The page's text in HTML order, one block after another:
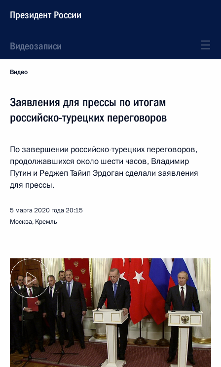
Президент России
Видеозаписи
Видео
Заявления для прессы по итогам
российско-турецких переговоров
По завершении российско-турецких переговоров,
продолжавшихся около шести часов, Владимир
Путин и Реджеп Тайип Эрдоган сделали заявления
для прессы.
5 марта 2020 года20:15
Москва, Кремль